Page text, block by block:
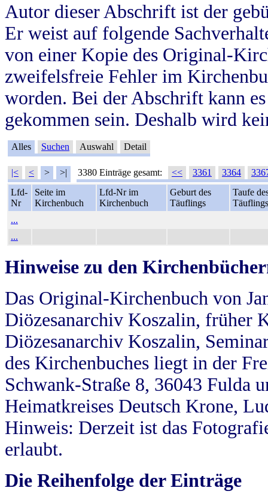
Autor dieser Abschrift ist der
Er weist auf folgende
von einer Kopie des Original-
zweifelsfreie Fehler im
worden. Bei der Abschrift kann
gekommen sein. Deshalb wird
Alles Suchen Auswahl Detail
|< < > >| 3380 Einträge gesamt: << 3361 3364
Lfd-
Nr
Seite im
Kirchenbuch
Lfd-Nr im
Kirchenbuch
Geburt des
Täuflings
Taufe
Täuflings
...
...
Hinweise zu den
Das Original-Kirchenbuch von
Diözesanarchiv Koszalin, früher
Diözesanarchiv Koszalin,
des Kirchenbuches liegt in der
Schwank-Straße 8, 36043 Fulda
Heimatkreises Deutsch Krone,
Hinweis: Derzeit ist das
erlaubt.
Die Reihenfolge der Einträge